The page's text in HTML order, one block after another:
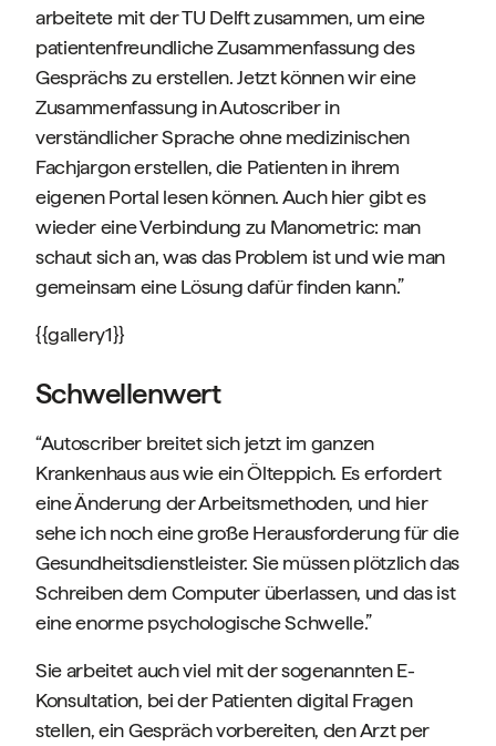
arbeitete mit der TU Delft zusammen, um eine
patientenfreundliche Zusammenfassung des
Gesprächs zu erstellen. Jetzt können wir eine
Zusammenfassung in Autoscriber in
verständlicher Sprache ohne medizinischen
Fachjargon erstellen, die Patienten in ihrem
eigenen Portal lesen können. Auch hier gibt es
wieder eine Verbindung zu Manometric: man
schaut sich an, was das Problem ist und wie man
gemeinsam eine Lösung dafür finden kann.”
{{gallery1}}
Schwellenwert
“Autoscriber breitet sich jetzt im ganzen
Krankenhaus aus wie ein Ölteppich. Es erfordert
eine Änderung der Arbeitsmethoden, und hier
sehe ich noch eine große Herausforderung für die
Gesundheitsdienstleister. Sie müssen plötzlich das
Schreiben dem Computer überlassen, und das ist
eine enorme psychologische Schwelle.”
Sie arbeitet auch viel mit der sogenannten E-
Konsultation, bei der Patienten digital Fragen
stellen, ein Gespräch vorbereiten, den Arzt per